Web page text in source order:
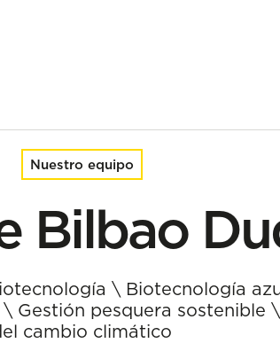
Nuestro equipo
Bilbao
\ Biotecnología
\ Gestión pesquera sostenible
cambio climático